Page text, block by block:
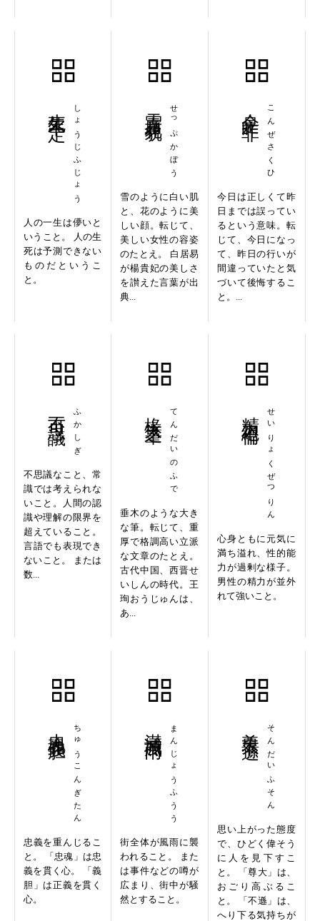
しょうじふじょう
人の一生は儚いと
いうこと。 人の生
死は予測できない
ものだというこ
と。
せっぷかぼう
雪のように白い肌
と、花のように美
しい顔。転じて、
美しい女性の容姿
のたとえ。 白居易
が楊貴妃の美しさ
を讃えた言葉が出
典...
こんぜさくひ
今日は正しくて昨
日までは誤ってい
るという意味。転
じて、今日になっ
て、昨日の行いが
間違っていたと気
づいて後悔するこ
と。...
ふかしぎ
不思議なこと、常
識では考えられな
いこと。人間の認
識や理解の限界を
超えていること。
言語でも表現でき
ないこと。 または
数...
てんだいのふで
垂木のような大き
な筆。転じて、重
厚で格調高い立派
な文章のたとえ。
古代中国、西晋せ
いしんの時代。王
珣おうじゅんは、
あ...
せいりょくぜつりん
心身ともに元気に
満ち溢れ、性的能
力が過剰な様子。
男性の精力が並外
れて強いこと。
ちゅうこんぎたん
忠義を重んじるこ
と。 「忠魂」は忠
義を貫く心。 「義
胆」は正義を貫く
心。
まんじょうふうう
街全体が風雨に襲
われること。 また
は事件などの噂が
広まり、街中が騒
然とすること。
そんだいふそん
思い上がった態度
で、ひどく偉そう
に人を見下すこ
と。 「尊大」は、
おごり高ぶるこ
と。 「不遜」は、
へり下る気持ちが